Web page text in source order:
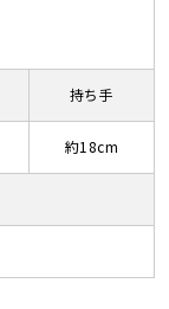
持ち手
約18cm